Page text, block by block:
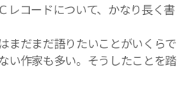
レコードについて、かなり長く書
まだまだ語りたいことがいくらで
い作家も多い。そうしたことを踏